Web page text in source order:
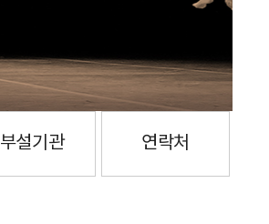
부설기관 연락처